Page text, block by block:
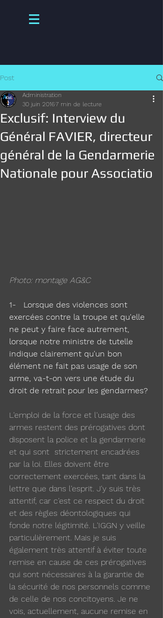
Post
Exclusif: Interview du
Général FAVIER, directeur
général de la Gendarmerie
Nationale pour Associatio
Administration
30 juin 20167 min de lecture
Photo: montage AG&C
1-   Lorsque des violences sont
exercées contre la troupe et qu'elle
ne peut y faire face autrement,
lorsque notre ministre de tutelle
indique clairement qu'un bon
élément ne fait pas usage de son
arme, va-t-on vers une étude du
droit de retrait pour les gendarmes?
L'emploi de la force et l'usage des
armes restent des prérogatives dont
disposent la police et la gendarmerie
et qui sont  strictement encadrées
par la loi. Elles doivent être
correctement exercées, tant dans la
lettre que dans l'esprit. J'y suis très
attentif, car c'est ce respect du droit
et des règles déontologiques qui
fonde notre légitimité. L'IGGN y veille
particulièrement. Mais je suis
également très attentif à éviter toute
remise en cause de ces prérogatives
qui sont nécessaires à la garantie de
la sécurité de nos personnels comme
de celle de nos concitoyens. Je ne
vois, actuellement, aucune remise en